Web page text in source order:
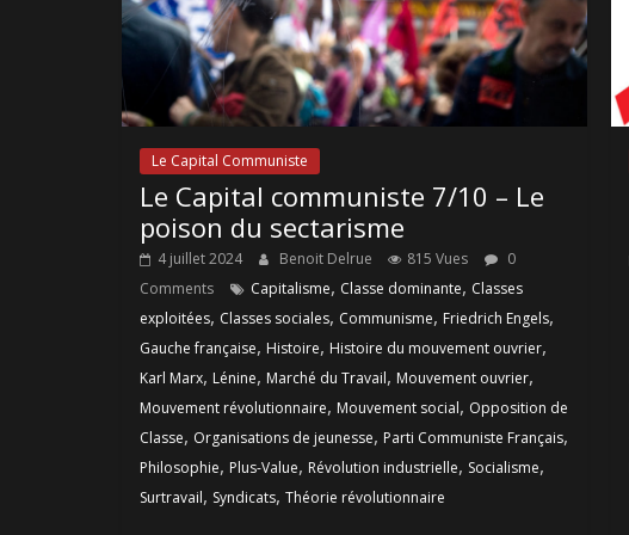
Le Capital Communiste
Le Capital communiste 7/10 – Le
poison du sectarisme
4 juillet 2024 Benoit Delrue 815 Vues
0
Comments
Capitalisme, Classe dominante, Classes
exploitées, Classes sociales, Communisme, Friedrich Engels,
Gauche française, Histoire, Histoire du mouvement ouvrier,
Karl Marx, Lénine, Marché du Travail, Mouvement ouvrier,
Mouvement révolutionnaire, Mouvement social, Opposition de
Classe, Organisations de jeunesse, Parti Communiste Français,
Philosophie, Plus-Value, Révolution industrielle, Socialisme,
Surtravail, Syndicats, Théorie révolutionnaire